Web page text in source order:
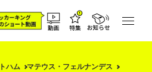
ハム
マテウス・フェルナンデス